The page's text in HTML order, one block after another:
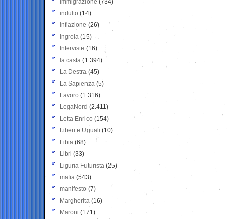
Immigrazione (734)
indulto (14)
inflazione (26)
Ingroia (15)
Interviste (16)
la casta (1.394)
La Destra (45)
La Sapienza (5)
Lavoro (1.316)
LegaNord (2.411)
Letta Enrico (154)
Liberi e Uguali (10)
Libia (68)
Libri (33)
Liguria Futurista (25)
mafia (543)
manifesto (7)
Margherita (16)
Maroni (171)